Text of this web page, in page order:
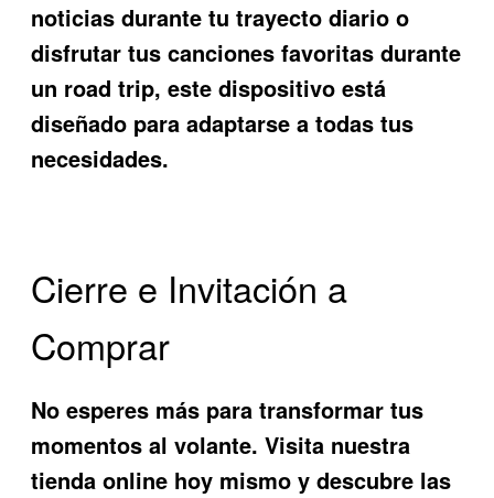
noticias durante tu trayecto diario o
disfrutar tus canciones favoritas durante
un road trip, este dispositivo está
diseñado para adaptarse a todas tus
necesidades.
Cierre e Invitación a
Comprar
No esperes más para transformar tus
momentos al volante. Visita nuestra
tienda online hoy mismo y descubre las